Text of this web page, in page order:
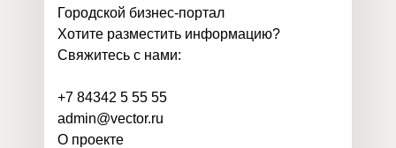
Городской бизнес-портал
Хотите разместить информацию?
Свяжитесь с нами:
+7 84342 5 55 55
admin@vector.ru
О проекте